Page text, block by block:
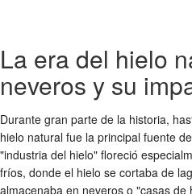
La era del hielo
neveros y su
Durante gran parte de la historia,
hielo natural fue la principal fuente
"industria del hielo" floreció
fríos, donde el hielo se cortaba de
almacenaba en neveros o "casas